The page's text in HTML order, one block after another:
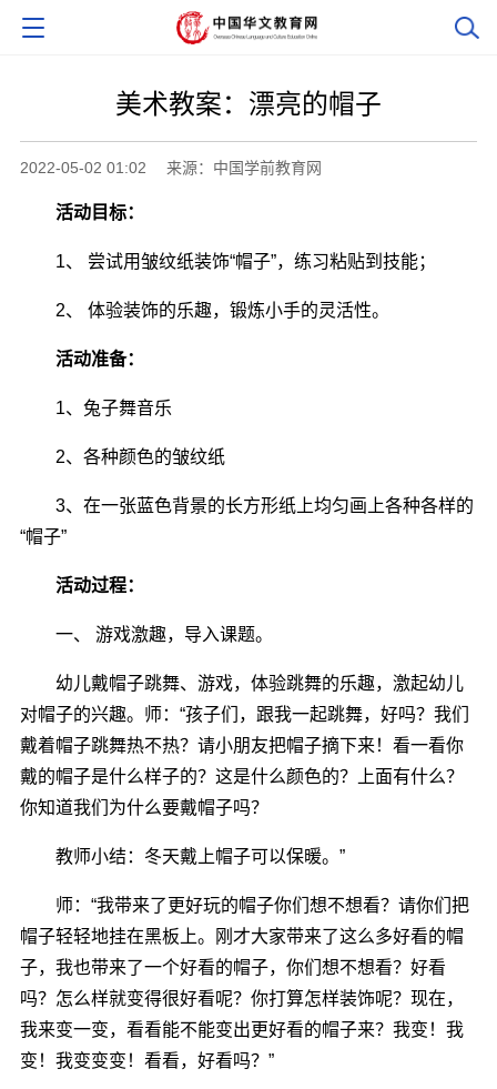
美术教案：漂亮的帽子
2022-05-02 01:02 来源：中国学前教育网
活动目标：
1、 尝试用皱纹纸装饰“帽子”，练习粘贴到技能；
2、 体验装饰的乐趣，锻炼小手的灵活性。
活动准备：
1、兔子舞音乐
2、各种颜色的皱纹纸
3、在一张蓝色背景的长方形纸上均匀画上各种各样的
“帽子”
活动过程：
一、 游戏激趣，导入课题。
幼儿戴帽子跳舞、游戏，体验跳舞的乐趣，激起幼儿
对帽子的兴趣。师：“孩子们，跟我一起跳舞，好吗？我们
戴着帽子跳舞热不热？请小朋友把帽子摘下来！看一看你
戴的帽子是什么样子的？这是什么颜色的？上面有什么？
你知道我们为什么要戴帽子吗？
教师小结：冬天戴上帽子可以保暖。”
师：“我带来了更好玩的帽子你们想不想看？请你们把
帽子轻轻地挂在黑板上。刚才大家带来了这么多好看的帽
子，我也带来了一个好看的帽子，你们想不想看？好看
吗？怎么样就变得很好看呢？你打算怎样装饰呢？现在，
我来变一变，看看能不能变出更好看的帽子来？我变！我
变！我变变变！看看，好看吗？”